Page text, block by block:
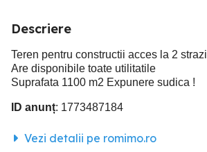
Descriere
Teren pentru constructii acces la 2 strazi
Are disponibile toate utilitatile
Suprafata 1100 m2 Expunere sudica !
ID anunț: 1773487184
Vezi detalii pe romimo.ro